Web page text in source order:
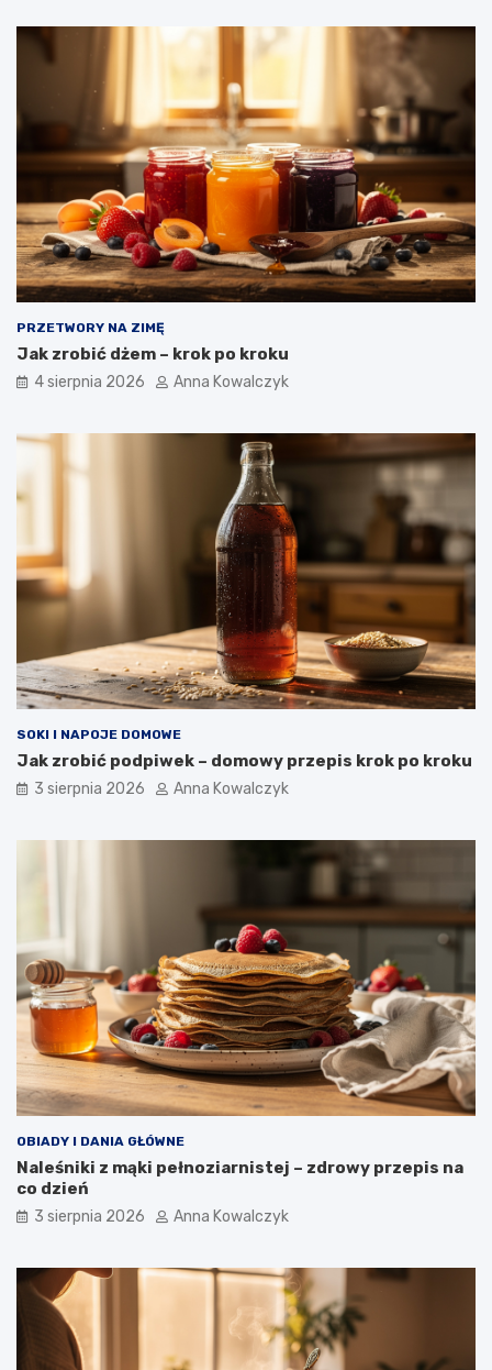
PRZETWORY NA ZIMĘ
Jak zrobić dżem – krok po kroku
4 sierpnia 2026 Anna Kowalczyk
SOKI I NAPOJE DOMOWE
Jak zrobić podpiwek – domowy przepis krok po kroku
3 sierpnia 2026 Anna Kowalczyk
OBIADY I DANIA GŁÓWNE
Naleśniki z mąki pełnoziarnistej – zdrowy przepis na
co dzień
3 sierpnia 2026 Anna Kowalczyk